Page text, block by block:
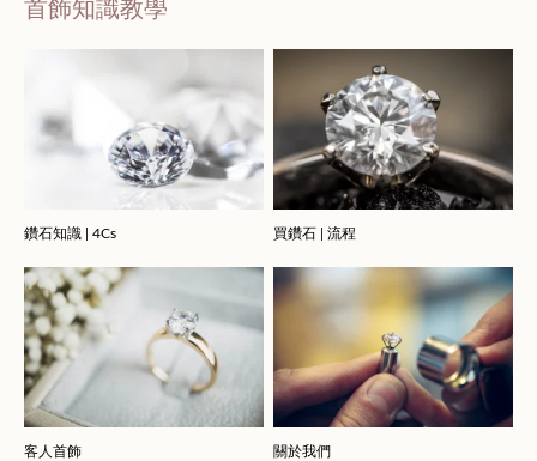
首飾知識教學
鑽石知識 | 4Cs 買鑽石 | 流程
客人首飾 關於我們